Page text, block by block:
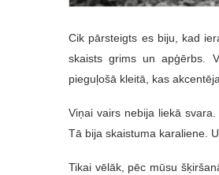
Cik pārsteigts es biju, kad
skaists grims un apģērbs.
pieguļošā kleitā, kas
Viņai vairs nebija liekā
Tā bija skaistuma karaliene.
Tikai vēlāk, pēc mūsu